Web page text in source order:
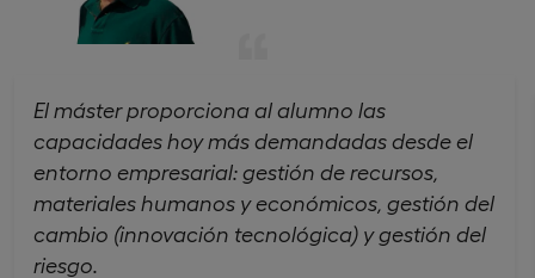
El máster proporciona al alumno las
capacidades hoy más demandadas desde el
entorno empresarial: gestión de recursos,
materiales humanos y económicos, gestión del
cambio (innovación tecnológica) y gestión del
riesgo.